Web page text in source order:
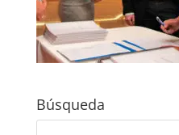
Búsqueda